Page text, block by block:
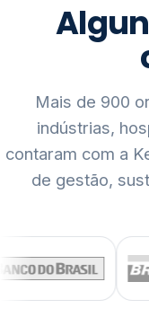
Mais de 900
indústrias,
contaram com a
de gestão,